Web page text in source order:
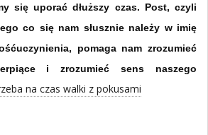
się uporać dłuższy czas. Post, czyli
co się nam słusznie należy w imię
pomaga nam zrozumieć
i zrozumieć sens naszego
na czas walki z pokusami